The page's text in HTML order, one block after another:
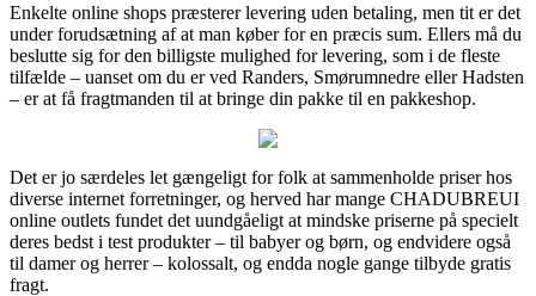
Enkelte online shops præsterer levering uden betaling, men tit er det
under forudsætning af at man køber for en præcis sum. Ellers må du
beslutte sig for den billigste mulighed for levering, som i de fleste
tilfælde – uanset om du er ved Randers, Smørumnedre eller Hadsten
– er at få fragtmanden til at bringe din pakke til en pakkeshop.
Det er jo særdeles let gængeligt for folk at sammenholde priser hos
diverse internet forretninger, og herved har mange CHADUBREUI
online outlets fundet det uundgåeligt at mindske priserne på specielt
deres bedst i test produkter – til babyer og børn, og endvidere også
til damer og herrer – kolossalt, og endda nogle gange tilbyde gratis
fragt.